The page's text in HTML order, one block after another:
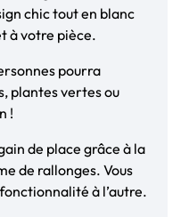
chic tout en blanc
à votre pièce.
pourra
plantes vertes ou
!
de place grâce à la
de rallonges. Vous
à l’autre.